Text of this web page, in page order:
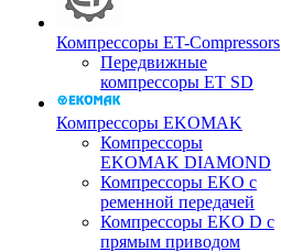
Компрессоры ET-Compressors
Передвижные
компрессоры ET SD
Компрессоры EKOMAK
Компрессоры
EKOMAK DIAMOND
Компрессоры EKO c
ременной передачей
Компрессоры EKO D с
прямым приводом